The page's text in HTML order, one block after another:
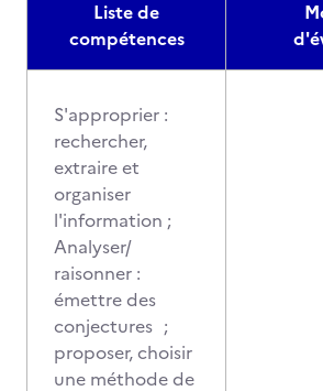
Liste de
compétences
S'approprier :
rechercher,
extraire et
organiser
l'information ;
Analyser/
raisonner :
émettre des
conjectures ;
proposer, choisir
une méthode de